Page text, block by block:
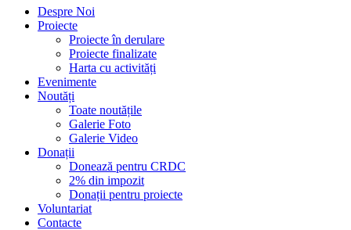
Despre Noi
Proiecte
Proiecte în derulare
Proiecte finalizate
Harta cu activități
Evenimente
Noutăți
Toate noutățile
Galerie Foto
Galerie Video
Donații
Donează pentru CRDC
2% din impozit
Donații pentru proiecte
Voluntariat
Contacte